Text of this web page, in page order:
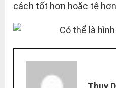
cách tốt hơn hoặc tệ